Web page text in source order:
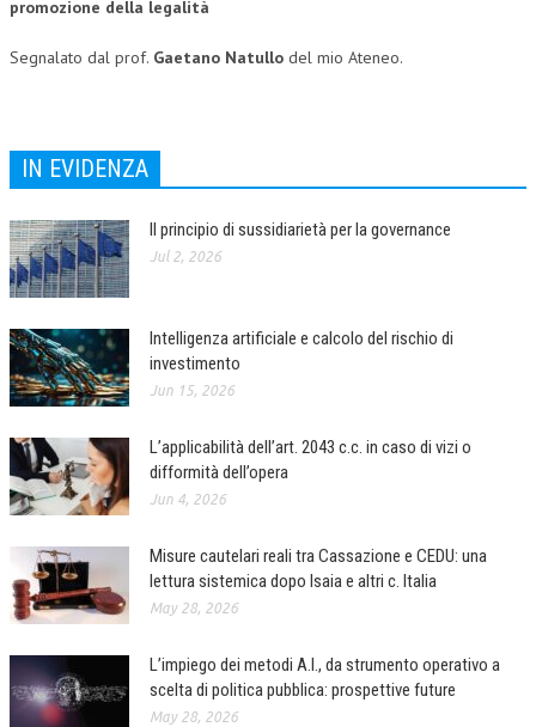
promozione della legalità
Segnalato dal prof. Gaetano Natullo del mio Ateneo.
IN EVIDENZA
Il principio di sussidiarietà per la governance
Jul 2, 2026
Intelligenza artificiale e calcolo del rischio di
investimento
Jun 15, 2026
L’applicabilità dell’art. 2043 c.c. in caso di vizi o
difformità dell’opera
Jun 4, 2026
Misure cautelari reali tra Cassazione e CEDU: una
lettura sistemica dopo Isaia e altri c. Italia
May 28, 2026
L’impiego dei metodi A.I., da strumento operativo a
scelta di politica pubblica: prospettive future
May 28, 2026